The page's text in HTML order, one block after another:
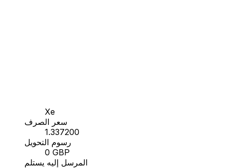
Xe
سعر الصرف
1.337200
رسوم التحويل
0 GBP
المرسل إليه يستلم